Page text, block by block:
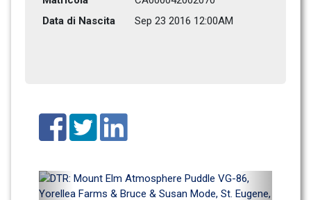
Data di Nascita
Sep 23 2016 12:00AM